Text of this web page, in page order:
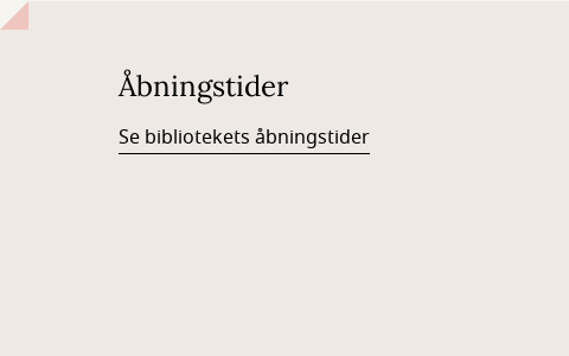
Åbningstider
Se bibliotekets åbningstider